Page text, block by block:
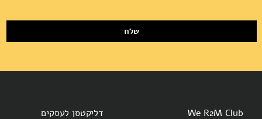
שלח
We R2M Club דליקטסן לעסקים